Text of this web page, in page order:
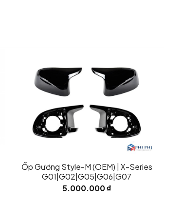
Ốp Gương Style-M (OEM) | X-Series
G01|G02|G05|G06|G07
5.000.000₫